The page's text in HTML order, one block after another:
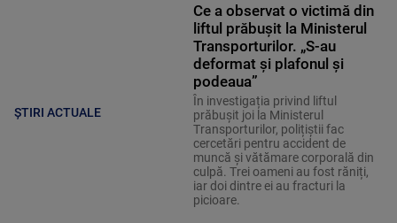
ȘTIRI ACTUALE
Ce a observat o victimă din
liftul prăbușit la Ministerul
Transporturilor. „S-au
deformat și plafonul și
podeaua”
În investigația privind liftul
prăbușit joi la Ministerul
Transporturilor, polițiștii fac
cercetări pentru accident de
muncă și vătămare corporală din
culpă. Trei oameni au fost răniți,
iar doi dintre ei au fracturi la
picioare.